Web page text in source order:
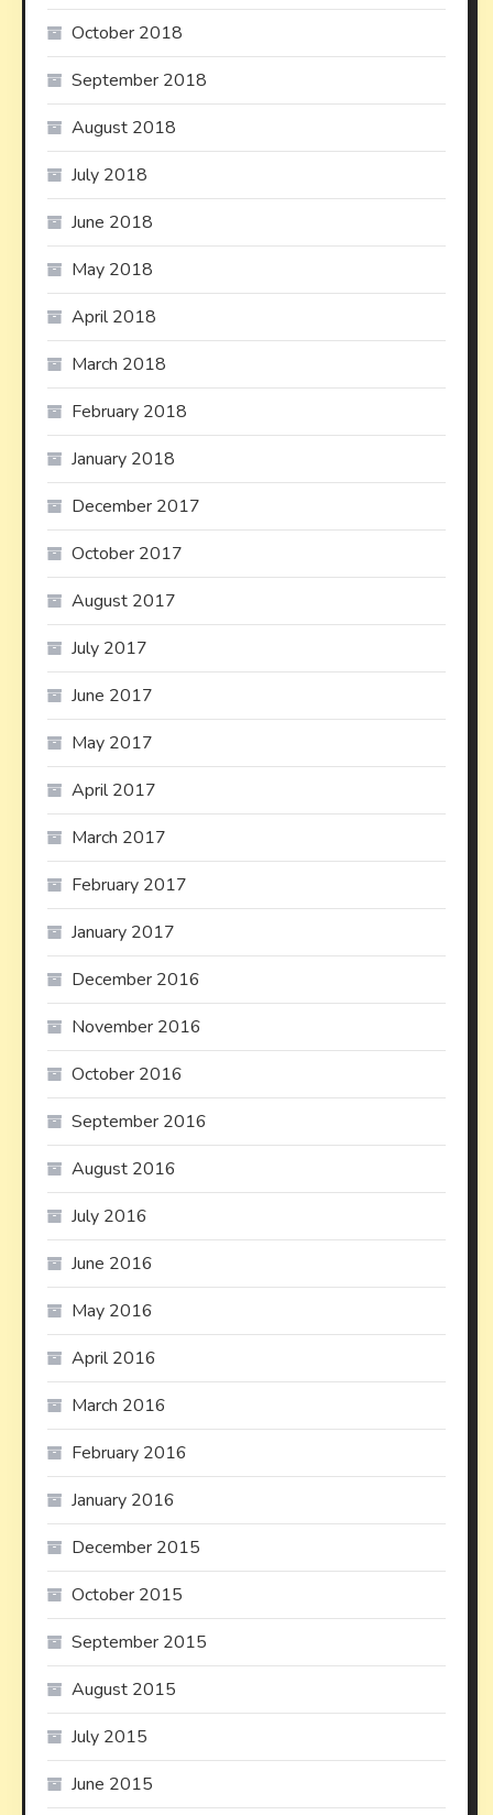
October 2018
September 2018
August 2018
July 2018
June 2018
May 2018
April 2018
March 2018
February 2018
January 2018
December 2017
October 2017
August 2017
July 2017
June 2017
May 2017
April 2017
March 2017
February 2017
January 2017
December 2016
November 2016
October 2016
September 2016
August 2016
July 2016
June 2016
May 2016
April 2016
March 2016
February 2016
January 2016
December 2015
October 2015
September 2015
August 2015
July 2015
June 2015